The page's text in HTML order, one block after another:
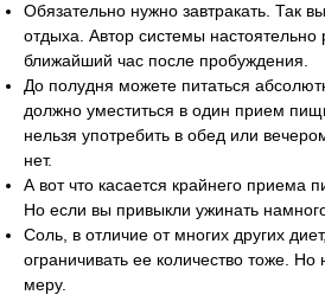
Обязательно нужно завтракать. Так
отдыха. Автор системы
ближайший час после пробуждения.
До полудня можете питаться
должно уместиться в один прием
нельзя употребить в обед или
нет.
А вот что касается крайнего приема
Но если вы привыкли ужинать
Соль, в отличие от многих других
ограничивать ее количество тоже.
меру.